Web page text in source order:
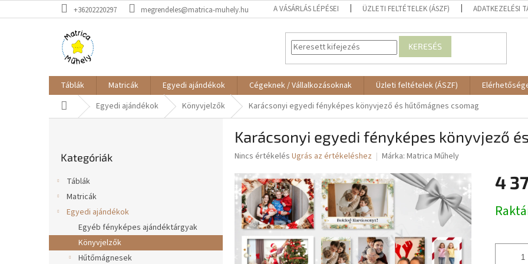
a
+36202220297 megrendeles@matrica-muhely.hu A VÁSÁRLÁS LÉPÉSEI ÜZLETI FELTÉTELEK (ÁSZF) ADATKEZELÉSI
KERESÉS
Táblák Matricák Egyedi ajándékok Cégeknek / Vállalkozásoknak Üzleti feltételek (ÁSZF)
KezdőlapEgyedi ajándékok Könyvjelzők Karácsonyi egyedi fényképes könyvjező és hűtőmágnes csomag
e
átugrása
Kategóriák
Táblák
Matricák
Egyedi ajándékok
Egyéb fényképes ajándéktárgyak
Könyvjelzők
Hűtőmágnesek
Karácsonyi egyedi fényképes könyvjező
A
átlagos
értékelése
5-
ből
0,0
csillag.
Nincs értékelés Ugrás az értékeléshez Márka: Matrica Műhely
4